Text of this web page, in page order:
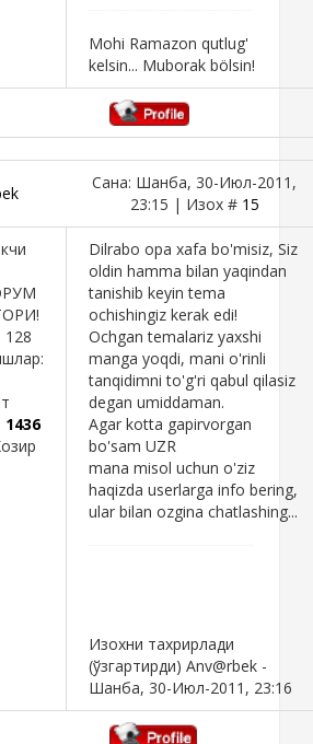
Mohi Ramazon qutlug'
kelsin... Muborak bölsin!
Сана: Шанба, 30-Июл-2011,
23:15 | Изох # 15
128
1436
Dilrabo opa xafa bo'misiz, Siz
oldin hamma bilan yaqindan
tanishib keyin tema
ochishingiz kerak edi!
Ochgan temalariz yaxshi
manga yoqdi, mani o'rinli
tanqidimni to'g'ri qabul qilasiz
degan umiddaman.
Agar kotta gapirvorgan
bo'sam UZR
mana misol uchun o'ziz
haqizda userlarga info bering,
ular bilan ozgina chatlashing...
Изохни тахрирлади
(ўзгартирди) Anv@rbek -
Шанба, 30-Июл-2011, 23:16